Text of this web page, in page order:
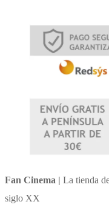
Fan Cinema | La tienda
siglo XX